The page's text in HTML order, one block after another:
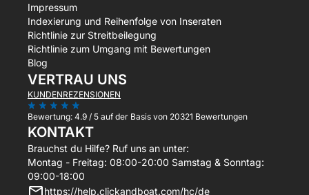
Impressum
Indexierung und Reihenfolge von Inseraten
Richtlinie zur Streitbeilegung
Richtlinie zum Umgang mit Bewertungen
Blog
VERTRAU UNS
KUNDENREZENSIONEN
Bewertung: 4.9 / 5 auf der Basis von 20321 Bewertungen
KONTAKT
Brauchst du Hilfe? Ruf uns an unter:
Montag - Freitag: 08:00-20:00 Samstag & Sonntag:
09:00-18:00
https://help.clickandboat.com/hc/de